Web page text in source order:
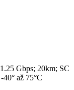
Gbps; 20km; SC
až 75°C